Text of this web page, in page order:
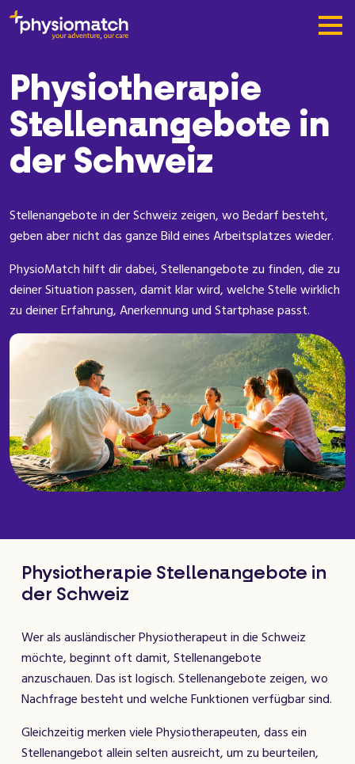
Physiotherapie
Stellenangebote in
der Schweiz
Stellenangebote in der Schweiz zeigen, wo Bedarf besteht,
geben aber nicht das ganze Bild eines Arbeitsplatzes wieder.
PhysioMatch hilft dir dabei, Stellenangebote zu finden, die zu
deiner Situation passen, damit klar wird, welche Stelle wirklich
zu deiner Erfahrung, Anerkennung und Startphase passt.
Physiotherapie Stellenangebote in
der Schweiz
Wer als ausländischer Physiotherapeut in die Schweiz
möchte, beginnt oft damit, Stellenangebote
anzuschauen. Das ist logisch. Stellenangebote zeigen, wo
Nachfrage besteht und welche Funktionen verfügbar sind.
Gleichzeitig merken viele Physiotherapeuten, dass ein
Stellenangebot allein selten ausreicht, um zu beurteilen,